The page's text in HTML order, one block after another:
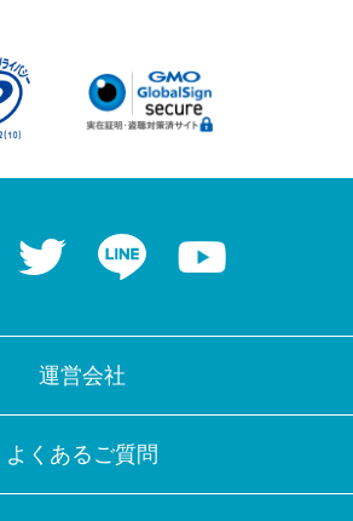
Facebook Twitter LINE
運営会社
よくあるご質問